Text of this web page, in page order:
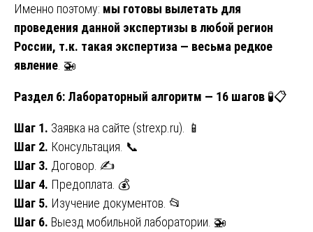
Именно поэтому: мы готовы вылетать для
проведения данной экспертизы в любой регион
России, т.к. такая экспертиза — весьма редкое
явление . 🚁
Раздел 6: Лабораторный алгоритм — 16 шагов 🧪📋
Шаг 1. Заявка на сайте (strexp.ru). 📱
Шаг 2. Консультация. 📞
Шаг 3. Договор. ✍️
Шаг 4. Предоплата. 💰
Шаг 5. Изучение документов. 📂
Шаг 6. Выезд мобильной лаборатории. 🚁